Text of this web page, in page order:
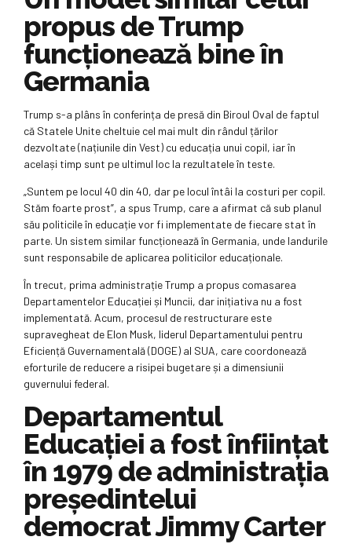
propus de Trump
funcționează bine în
Germania
Trump s-a plâns în conferința de presă din Biroul Oval de faptul
că Statele Unite cheltuie cel mai mult din rândul țărilor
dezvoltate (națiunile din Vest) cu educația unui copil, iar în
același timp sunt pe ultimul loc la rezultatele în teste.
„Suntem pe locul 40 din 40, dar pe locul întâi la costuri per copil.
Stăm foarte prost”, a spus Trump, care a afirmat că sub planul
său politicile în educație vor fi implementate de fiecare stat în
parte. Un sistem similar funcționează în Germania, unde landurile
sunt responsabile de aplicarea politicilor educaționale.
În trecut, prima administrație Trump a propus comasarea
Departamentelor Educației și Muncii, dar inițiativa nu a fost
implementată. Acum, procesul de restructurare este
supravegheat de Elon Musk, liderul Departamentului pentru
Eficiență Guvernamentală (DOGE) al SUA, care coordonează
eforturile de reducere a risipei bugetare și a dimensiunii
guvernului federal.
Departamentul
Educației a fost înființat
în 1979 de administrația
președintelui
democrat Jimmy Carter